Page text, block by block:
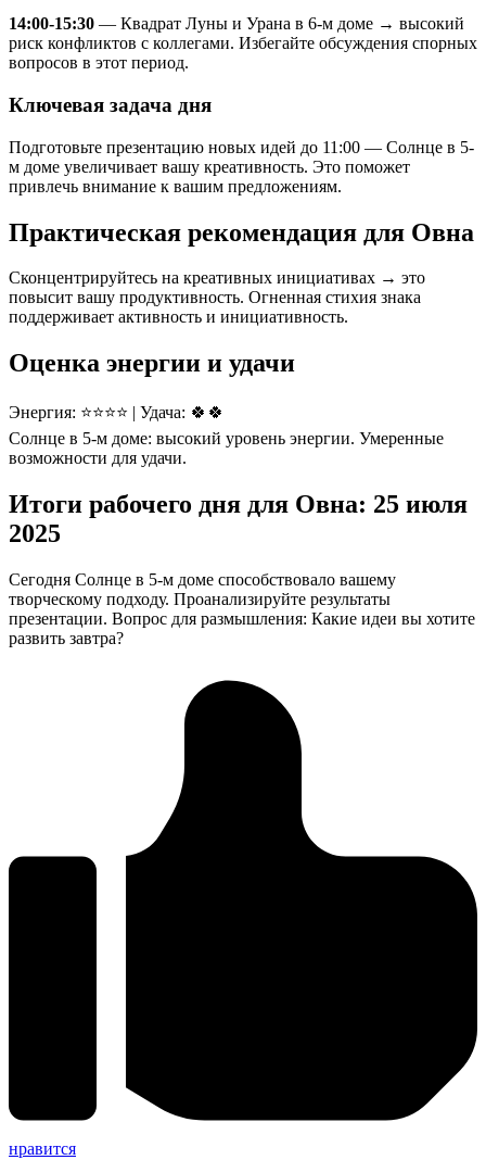
14:00-15:30 — Квадрат Луны и Урана в 6-м доме → высокий
риск конфликтов с коллегами. Избегайте обсуждения спорных
вопросов в этот период.
Ключевая задача дня
Подготовьте презентацию новых идей до 11:00 — Солнце в 5-
м доме увеличивает вашу креативность. Это поможет
привлечь внимание к вашим предложениям.
Практическая рекомендация для Овна
Сконцентрируйтесь на креативных инициативах → это
повысит вашу продуктивность. Огненная стихия знака
поддерживает активность и инициативность.
Оценка энергии и удачи
Энергия: ⭐⭐⭐⭐ | Удача: 🍀🍀
Солнце в 5-м доме: высокий уровень энергии. Умеренные
возможности для удачи.
Итоги рабочего дня для Овна: 25 июля
2025
Сегодня Солнце в 5-м доме способствовало вашему
творческому подходу. Проанализируйте результаты
презентации. Вопрос для размышления: Какие идеи вы хотите
развить завтра?
нравится